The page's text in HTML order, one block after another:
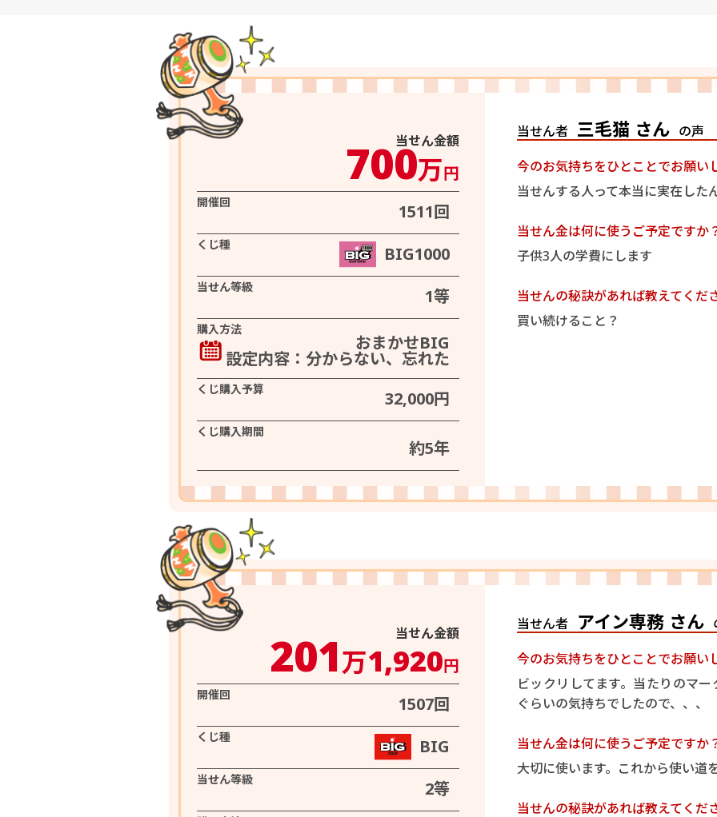
当せん金額
700万円
開催回 1511回
くじ種 BIG1000
当せん等級 1等
購入方法
おまかせBIG
設定内容：分からない、忘れた
くじ購入予算 32,000円
くじ購入期間
約5年
当せん者 三毛猫 さん の声
今のお気持ちをひとことでお願い
当せんする人って本当に実在した
当せん金は何に使うご予定ですか
子供3人の学費にします
当せんの秘訣があれば教えてくだ
買い続けること？
当せん金額
201万1,920円
開催回 1507回
くじ種 BIG
当せん等級 2等
当せん者 アイン専務 さん
今のお気持ちをひとことでお願い
ビックリしてます。当たりのマ
ぐらいの気持ちでしたので、、、
当せん金は何に使うご予定ですか
大切に使います。これから使い道
当せんの秘訣があれば教えてくだ